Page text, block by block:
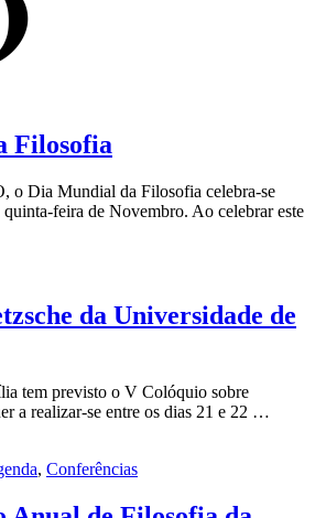
Filosofia
o Dia Mundial da Filosofia celebra-se
quinta-feira de Novembro. Ao celebrar este
da Universidade de
tem previsto o V Colóquio sobre
a realizar-se entre os dias 21 e 22 …
, Conferências